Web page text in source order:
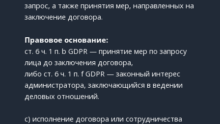
запрос, а также принятия мер, направленных на
заключение договора.
Правовое основание:
ст. 6 ч. 1 п. b GDPR — принятие мер по запросу
лица до заключения договора,
либо ст. 6 ч. 1 п. f GDPR — законный интерес
администратора, заключающийся в ведении
деловых отношений.
c) исполнение договора или сотрудничества